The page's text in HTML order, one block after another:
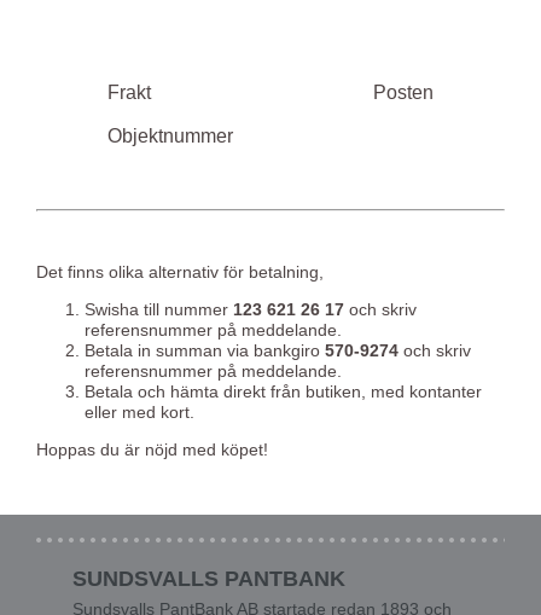
Frakt Posten
Objektnummer
Det finns olika alternativ för betalning,
Swisha till nummer 123 621 26 17 och skriv
referensnummer på meddelande.
Betala in summan via bankgiro 570-9274 och skriv
referensnummer på meddelande.
Betala och hämta direkt från butiken, med kontanter
eller med kort.
Hoppas du är nöjd med köpet!
SUNDSVALLS PANTBANK
Sundsvalls PantBank AB startade redan 1893 och